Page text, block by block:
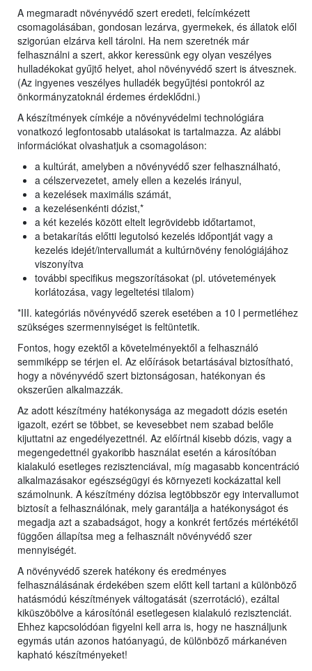
A megmaradt növényvédő szert eredeti, felcímkézett
csomagolásában, gondosan lezárva, gyermekek, és állatok elől
szigorúan elzárva kell tárolni. Ha nem szeretnék már
felhasználni a szert, akkor keressünk egy olyan veszélyes
hulladékokat gyűjtő helyet, ahol növényvédő szert is átvesznek.
(Az ingyenes veszélyes hulladék begyűjtési pontokról az
önkormányzatoknál érdemes érdeklődni.)
A készítmények címkéje a növényvédelmi technológiára
vonatkozó legfontosabb utalásokat is tartalmazza. Az alábbi
információkat olvashatjuk a csomagoláson:
a kultúrát, amelyben a növényvédő szer felhasználható,
a célszervezetet, amely ellen a kezelés irányul,
a kezelések maximális számát,
a kezelésenkénti dózist,*
a két kezelés között eltelt legrövidebb időtartamot,
a betakarítás előtti legutolsó kezelés időpontját vagy a
kezelés idejét/intervallumát a kultúrnövény fenológiájához
viszonyítva
további specifikus megszorításokat (pl. utóvetemények
korlátozása, vagy legeltetési tilalom)
*III. kategóriás növényvédő szerek esetében a 10 l permetléhez
szükséges szermennyiséget is feltüntetik.
Fontos, hogy ezektől a követelményektől a felhasználó
semmiképp se térjen el. Az előírások betartásával biztosítható,
hogy a növényvédő szert biztonságosan, hatékonyan és
okszerűen alkalmazzák.
Az adott készítmény hatékonysága az megadott dózis esetén
igazolt, ezért se többet, se kevesebbet nem szabad belőle
kijuttatni az engedélyezettnél. Az előírtnál kisebb dózis, vagy a
megengedettnél gyakoribb használat esetén a károsítóban
kialakuló esetleges rezisztenciával, míg magasabb koncentráció
alkalmazásakor egészségügyi és környezeti kockázattal kell
számolnunk. A készítmény dózisa legtöbbször egy intervallumot
biztosít a felhasználónak, mely garantálja a hatékonyságot és
megadja azt a szabadságot, hogy a konkrét fertőzés mértékétől
függően állapítsa meg a felhasznált növényvédő szer
mennyiségét.
A növényvédő szerek hatékony és eredményes
felhasználásának érdekében szem előtt kell tartani a különböző
hatásmódú készítmények váltogatását (szerrotáció), ezáltal
kiküszöbölve a károsítónál esetlegesen kialakuló rezisztenciát.
Ehhez kapcsolódóan figyelni kell arra is, hogy ne használjunk
egymás után azonos hatóanyagú, de különböző márkanéven
kapható készítményeket!